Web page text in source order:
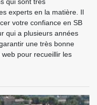
experts en la matière. Il
votre confiance en SB
qui a plusieurs années
une très bonne
pour recueillir les